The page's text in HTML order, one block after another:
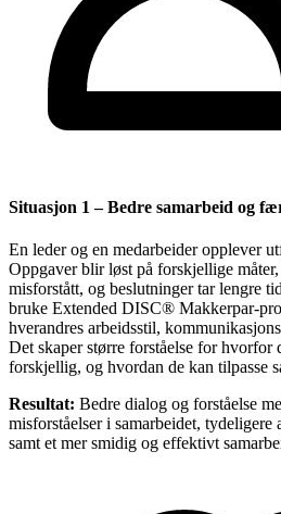
Situasjon 1 – Bedre samarbeid og
En leder og en medarbeider opplever
Oppgaver blir løst på forskjellige
misforstått, og beslutninger tar lengre
bruke Extended DISC® Makkerpar-
hverandres arbeidsstil,
Det skaper større forståelse for hvorfor
forskjellig, og hvordan de kan tilpasse
Resultat: Bedre dialog og forståelse
misforståelser i samarbeidet,
samt et mer smidig og effektivt